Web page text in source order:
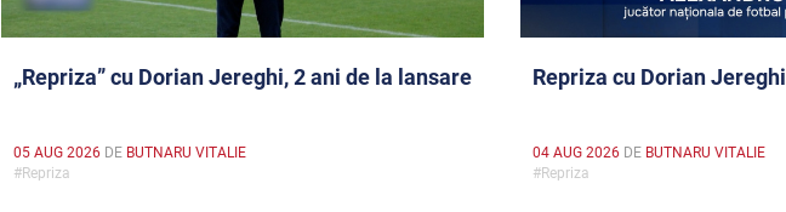
„Repriza” cu Dorian Jereghi, 2 ani de la lansare
05 AUG 2026DE BUTNARU VITALIE
#Repriza
Repriza cu Dorian Jereghi
04 AUG 2026 DE BUTNARU VITALIE
#Repriza